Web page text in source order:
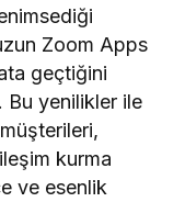
Zoom Apps
geçtiğini
Bu yenilikler ile
müşterileri,
kurma
ve esenlik